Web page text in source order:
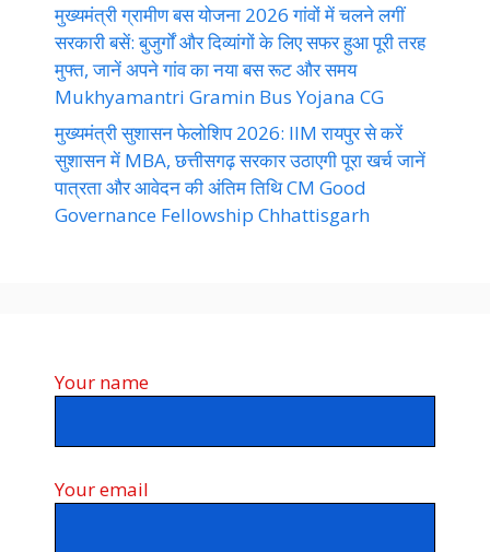
मुख्यमंत्री ग्रामीण बस योजना 2026 गांवों में चलने लगीं
सरकारी बसें: बुजुर्गों और दिव्यांगों के लिए सफर हुआ पूरी तरह
मुफ्त, जानें अपने गांव का नया बस रूट और समय
Mukhyamantri Gramin Bus Yojana CG
मुख्यमंत्री सुशासन फेलोशिप 2026: IIM रायपुर से करें
सुशासन में MBA, छत्तीसगढ़ सरकार उठाएगी पूरा खर्च जानें
पात्रता और आवेदन की अंतिम तिथि CM Good
Governance Fellowship Chhattisgarh
Your name
Your email